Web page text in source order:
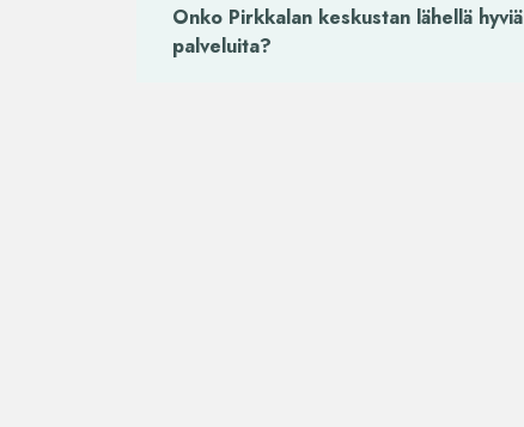
Onko Pirkkalan keskustan lähellä hyviä
palveluita?